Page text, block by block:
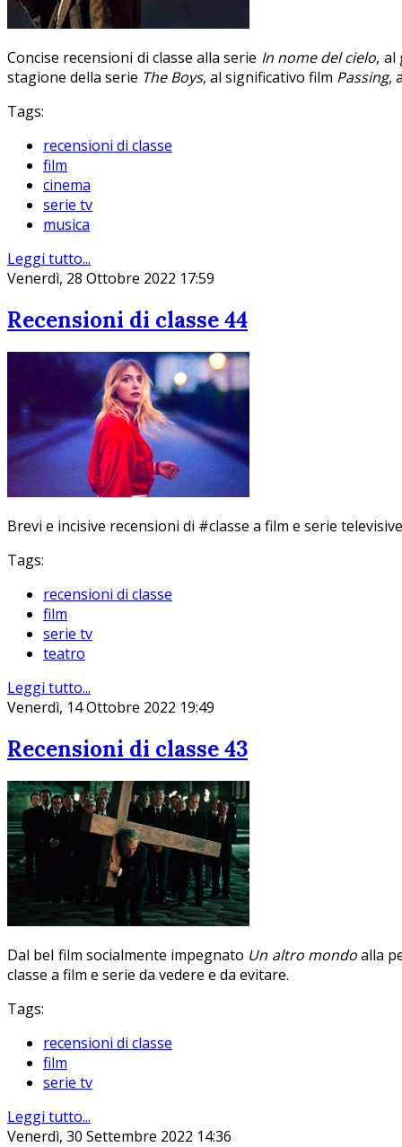
Concise recensioni di classe alla serie In nome del cielo, al
stagione della serie The Boys, al significativo film Passing,
Tags:
recensioni di classe
film
cinema
serie tv
musica
Leggi tutto...
Venerdì, 28 Ottobre 2022 17:59
Recensioni di classe 44
Brevi e incisive recensioni di #classe a film e serie
Tags:
recensioni di classe
film
serie tv
teatro
Leggi tutto...
Venerdì, 14 Ottobre 2022 19:49
Recensioni di classe 43
Dal bel film socialmente impegnato Un altro mondoalla
classe a film e serie da vedere e da evitare.
Tags:
recensioni di classe
film
serie tv
Leggi tutto...
Venerdì, 30 Settembre 2022 14:36